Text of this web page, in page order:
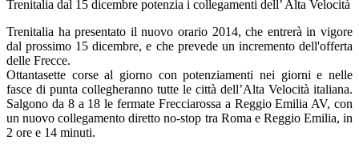
Trenitalia dal 15 dicembre potenzia i collegamenti dell’ Alta Velocità
Trenitalia ha presentato il nuovo orario 2014, che entrerà in vigore
dal prossimo 15 dicembre, e che prevede un incremento dell'offerta
delle Frecce.
Ottantasette corse al giorno con potenziamenti nei giorni e nelle
fasce di punta collegheranno tutte le città dell’Alta Velocità italiana.
Salgono da 8 a 18 le fermate Frecciarossa a Reggio Emilia AV, con
un nuovo collegamento diretto no-stop tra Roma e Reggio Emilia, in
2 ore e 14 minuti.